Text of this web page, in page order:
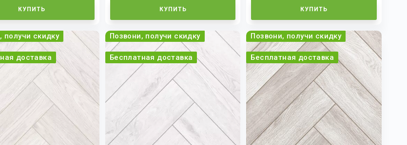
КУПИТЬ КУПИТЬ КУПИТЬ
получи скидку
доставка
Позвони, получи скидку
Бесплатная доставка
Позвони, получи скидку
Бесплатная доставка